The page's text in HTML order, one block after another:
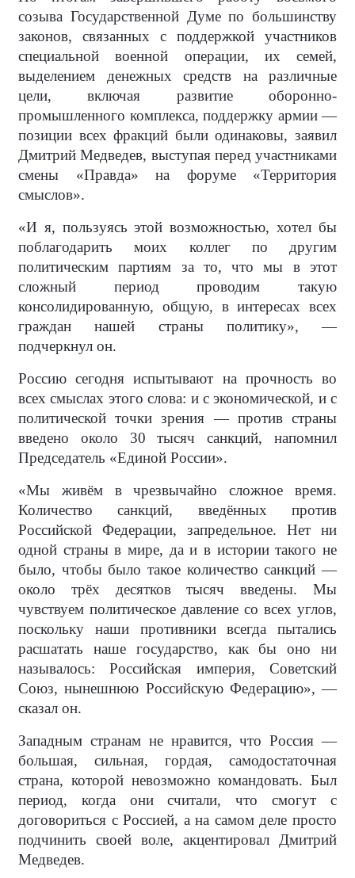
созыва Государственной Думе по большинству
законов, связанных с поддержкой участников
специальной военной операции, их семей,
выделением денежных средств на различные
цели, включая развитие оборонно-
промышленного комплекса, поддержку армии —
позиции всех фракций были одинаковы, заявил
Дмитрий Медведев, выступая перед участниками
смены «Правда» на форуме «Территория
смыслов».
«И я, пользуясь этой возможностью, хотел бы
поблагодарить моих коллег по другим
политическим партиям за то, что мы в этот
сложный период проводим такую
консолидированную, общую, в интересах всех
граждан нашей страны политику», —
подчеркнул он.
Россию сегодня испытывают на прочность во
всех смыслах этого слова: и с экономической, и с
политической точки зрения — против страны
введено около 30 тысяч санкций, напомнил
Председатель «Единой России».
«Мы живём в чрезвычайно сложное время.
Количество санкций, введённых против
Российской Федерации, запредельное. Нет ни
одной страны в мире, да и в истории такого не
было, чтобы было такое количество санкций —
около трёх десятков тысяч введены. Мы
чувствуем политическое давление со всех углов,
поскольку наши противники всегда пытались
расшатать наше государство, как бы оно ни
называлось: Российская империя, Советский
Союз, нынешнюю Российскую Федерацию», —
сказал он.
Западным странам не нравится, что Россия —
большая, сильная, гордая, самодостаточная
страна, которой невозможно командовать. Был
период, когда они считали, что смогут с
договориться с Россией, а на самом деле просто
подчинить своей воле, акцентировал Дмитрий
Медведев.